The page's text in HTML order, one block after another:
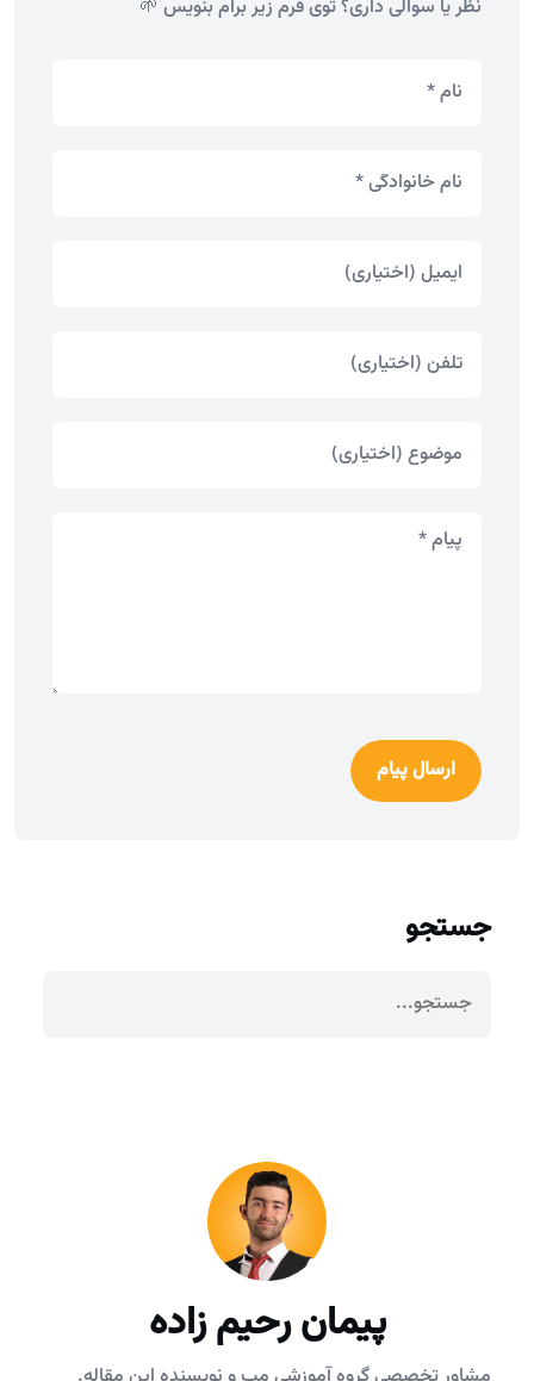
نظر یا سوالی داری؟ توی فرم زیر برام بنویس 🌱
ارسال پیام
جستجو
پیمان رحیم زاده